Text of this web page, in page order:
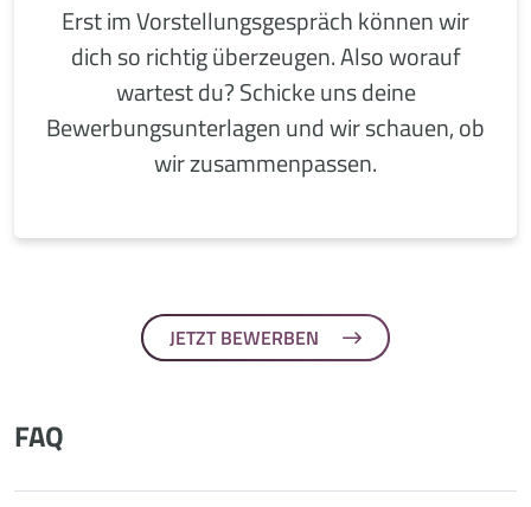
Erst im Vorstellungsgespräch können wir
dich so richtig überzeugen. Also worauf
wartest du? Schicke uns deine
Bewerbungsunterlagen und wir schauen, ob
wir zusammenpassen.
JETZT BEWERBEN
FAQ